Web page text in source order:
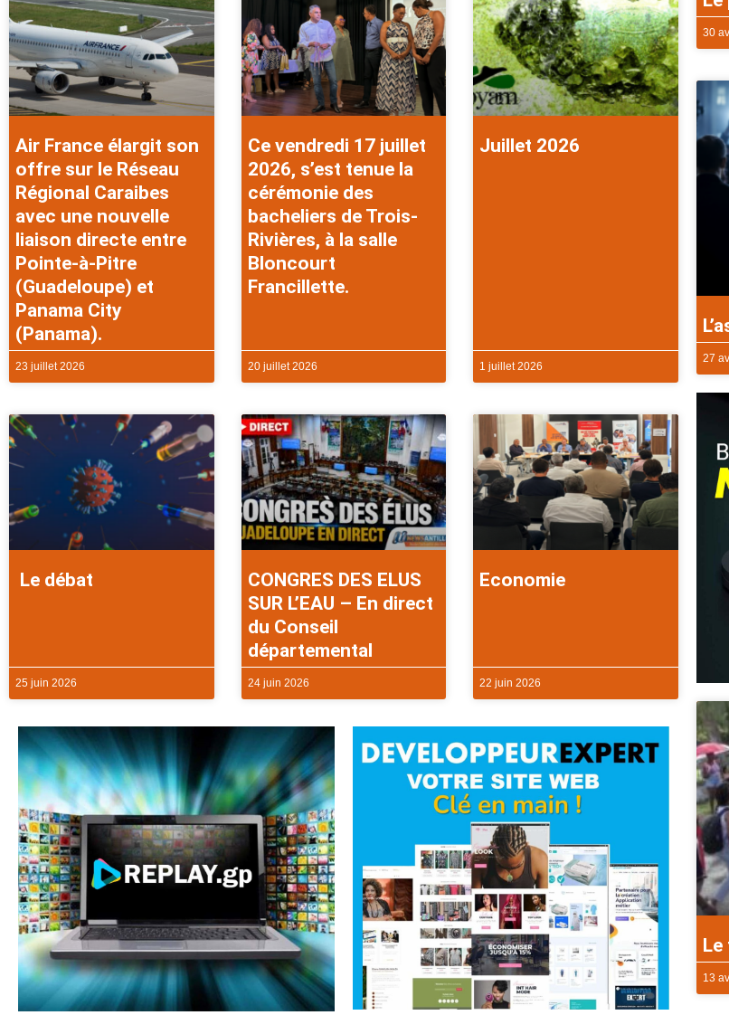
Air France élargit son
offre sur le Réseau
Régional Caraibes
avec une nouvelle
liaison directe entre
Pointe-à-Pitre
(Guadeloupe) et
Panama City
(Panama).
23 juillet 2026
Ce vendredi 17 juillet
2026, s’est tenue la
cérémonie des
bacheliers de Trois-
Rivières, à la salle
Bloncourt
Francillette.
20 juillet 2026
Juillet 2026
1 juillet 2026
Le débat
25 juin 2026
CONGRES DES ELUS
SUR L’EAU – En direct
du Conseil
départemental
24 juin 2026
Economie
22 juin 2026
30
27
Le
13